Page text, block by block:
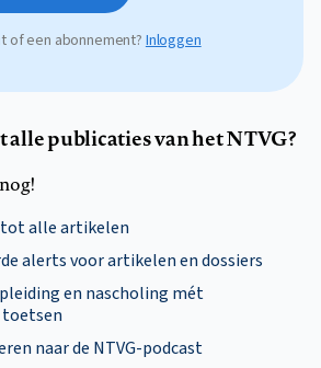
of een abonnement?Inloggen
alle publicaties van het NTVG?
alle artikelen
alerts voor artikelen en dossiers
en nascholing mét
toetsen
naar de NTVG-podcast